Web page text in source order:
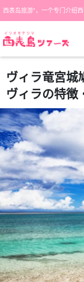
西表岛旅游"，一个专门介绍西
ヴィラ竜宮城
ヴィラの特徴